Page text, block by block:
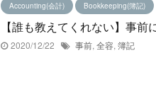
Accounting(会計) Bookkeeping(簿記)
【誰も教えてくれない】事
2020/12/22 事前, 全容, 簿記